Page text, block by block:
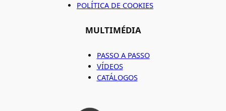
POLÍTICA DE COOKIES
MULTIMÉDIA
PASSO A PASSO
VÍDEOS
CATÁLOGOS